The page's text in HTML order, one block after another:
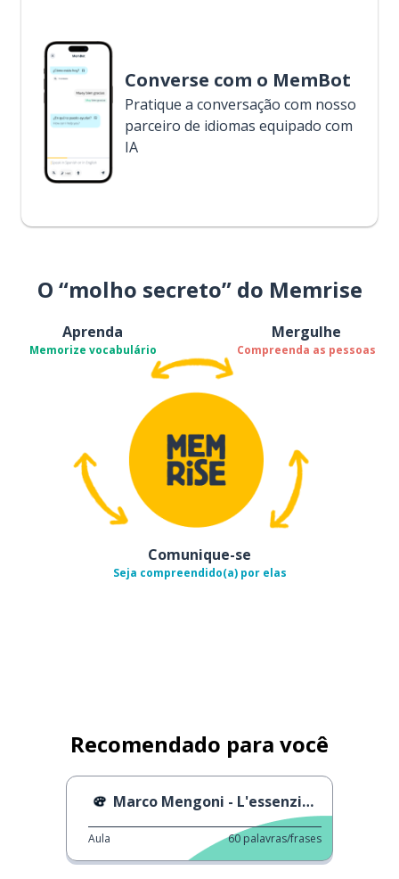
Converse com o MemBot
Pratique a conversação com nosso
parceiro de idiomas equipado com
IA
O “molho secreto” do Memrise
Aprenda
Memorize vocabulário
Mergulhe
Compreenda as pessoas
Comunique-se
Seja compreendido(a) por elas
Recomendado para você
Marco Mengoni - L'essenziale
Aula 60 palavras/frases